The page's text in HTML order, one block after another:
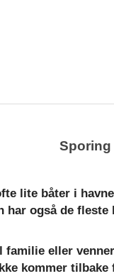
Sporing
lite båter i
har også de
eller
kommer